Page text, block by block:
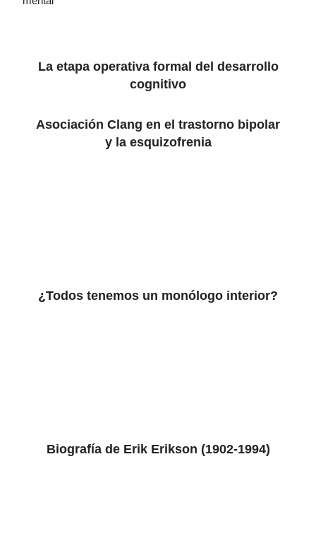
La etapa operativa formal del desarrollo
cognitivo
Asociación Clang en el trastorno bipolar
y la esquizofrenia
¿Todos tenemos un monólogo interior?
Biografía de Erik Erikson (1902-1994)